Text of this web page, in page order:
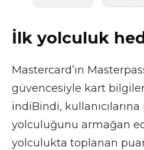
İlk yolculuk
Mastercard’ın
güvencesiyle kart
indiBindi,
yolculuğunu armağan
yolculukta toplanan